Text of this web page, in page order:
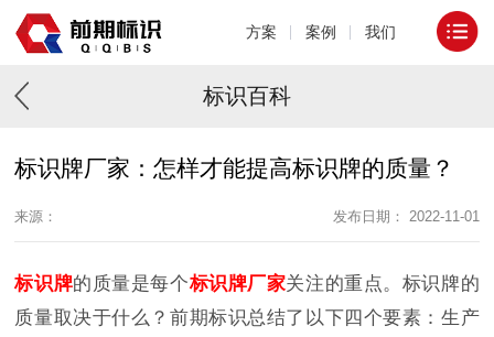
方案 案例 我们
标识百科
标识牌厂家：怎样才能提高标识牌的质量？
来源： 发布日期： 2022-11-01
标识牌的质量是每个标识牌厂家关注的重点。标识牌的
质量取决于什么？前期标识总结了以下四个要素：生产